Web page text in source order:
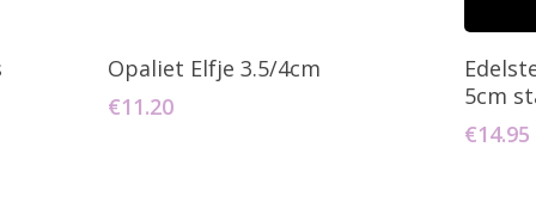
Toevoegen Aan Winkelwagen
Opaliet Elfje 3.5/4cm
€11.20
5cm
€14.95